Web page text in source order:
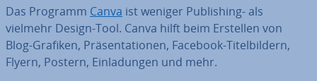
Das Programm Canva ist weniger Pu­bli­shing- als
vielmehr Design-Tool. Canva hilft beim Erstellen von
Blog-Grafiken, Prä­sen­ta­tio­nen, Facebook-Ti­tel­bil­dern,
Flyern, Postern, Ein­la­dun­gen und mehr.